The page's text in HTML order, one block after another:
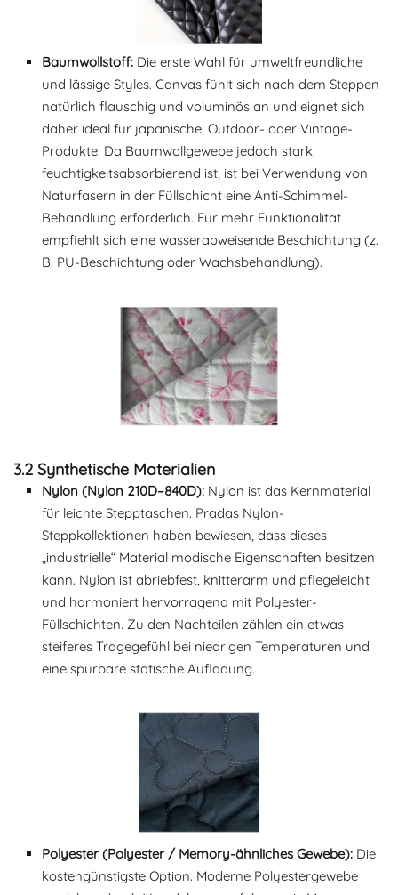
Baumwollstoff: Die erste Wahl für umweltfreundliche
und lässige Styles. Canvas fühlt sich nach dem Steppen
natürlich flauschig und voluminös an und eignet sich
daher ideal für japanische, Outdoor- oder Vintage-
Produkte. Da Baumwollgewebe jedoch stark
feuchtigkeitsabsorbierend ist, ist bei Verwendung von
Naturfasern in der Füllschicht eine Anti-Schimmel-
Behandlung erforderlich. Für mehr Funktionalität
empfiehlt sich eine wasserabweisende Beschichtung (z.
B. PU-Beschichtung oder Wachsbehandlung).
3.2 Synthetische Materialien
Nylon (Nylon 210D–840D): Nylon ist das Kernmaterial
für leichte Stepptaschen. Pradas Nylon-
Steppkollektionen haben bewiesen, dass dieses
„industrielle“ Material modische Eigenschaften besitzen
kann. Nylon ist abriebfest, knitterarm und pflegeleicht
und harmoniert hervorragend mit Polyester-
Füllschichten. Zu den Nachteilen zählen ein etwas
steiferes Tragegefühl bei niedrigen Temperaturen und
eine spürbare statische Aufladung.
Polyester (Polyester / Memory-ähnliches Gewebe): Die
kostengünstigste Option. Moderne Polyestergewebe